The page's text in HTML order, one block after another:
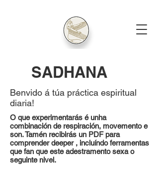
SADHANA
Benvido á túa práctica espiritual
diaria!
O que experimentarás é unha
combinación de respiración, movemento e
son. Tamén recibirás un PDF para
comprender deeper , incluíndo ferramentas
que fan que este adestramento sexa o
seguinte nivel.